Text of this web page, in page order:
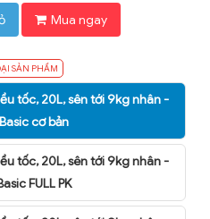
Mua ngay
SẢN PHẨM
tốc, 20L, sên tới 9kg nhân -
cơ bản
tốc, 20L, sên tới 9kg nhân -
FULL PK